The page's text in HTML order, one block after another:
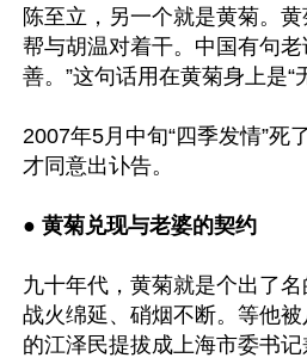
陈至立，另一个就是黄菊。
帮与胡温对着干。中国有句
善。”这句话用在黄菊身上是“
2007年5月中旬“四季发情”死
才同意出讣告。
● 黄菊兑现与老婆的契约
九十年代，黄菊就是个出了
战火绵延、硝烟不断。等他
的江泽民提拔成上海市委书